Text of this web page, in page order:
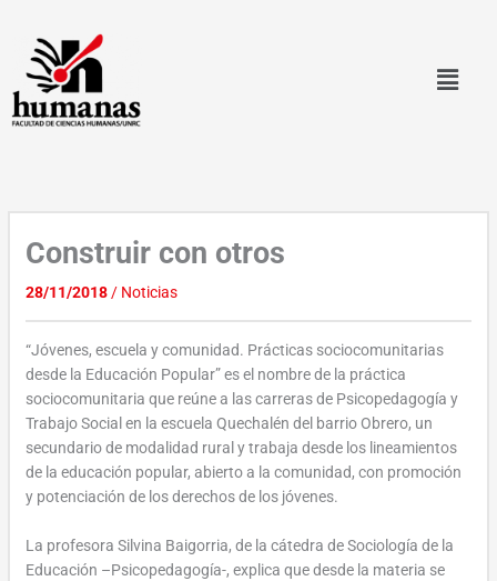
contenido
Construir con otros
28/11/2018/ Noticias
“Jóvenes, escuela y comunidad. Prácticas sociocomunitarias
desde la Educación Popular” es el nombre de la práctica
sociocomunitaria que reúne a las carreras de Psicopedagogía y
Trabajo Social en la escuela Quechalén del barrio Obrero, un
secundario de modalidad rural y trabaja desde los lineamientos
de la educación popular, abierto a la comunidad, con promoción
y potenciación de los derechos de los jóvenes.
La profesora Silvina Baigorria, de la cátedra de Sociología de la
Educación –Psicopedagogía-, explica que desde la materia se